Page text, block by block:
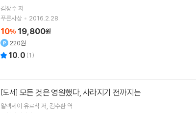
김장수저
푸른사상
2016.2.28.
10% 19,800원
220원
10.0 (1)
[도서] 모든 것은 영원했다, 사라지기 전까지는
알렉세이 유르착저 김수환 역